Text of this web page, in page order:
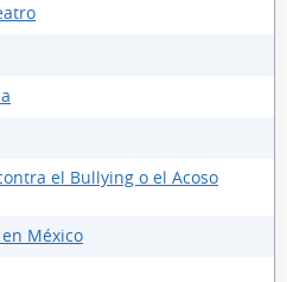
el Bullying o el Acoso
México